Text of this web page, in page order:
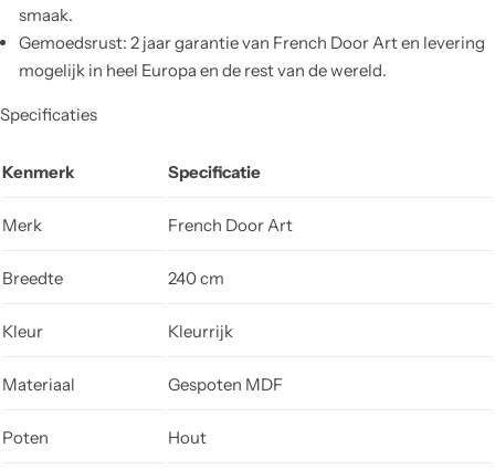
smaak.
Gemoedsrust: 2 jaar garantie van French Door Art en levering
mogelijk in heel Europa en de rest van de wereld.
Specificaties
Kenmerk Specificatie
Merk French Door Art
Breedte 240 cm
Kleur Kleurrijk
Materiaal Gespoten MDF
Poten Hout